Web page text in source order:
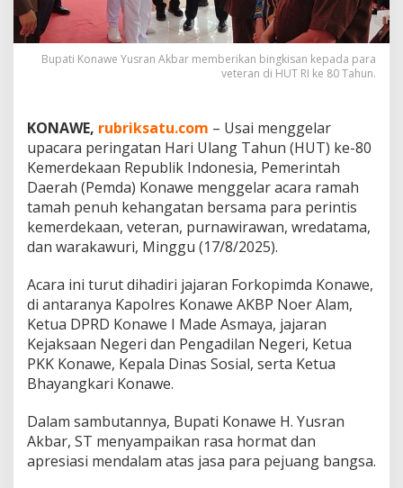
a
w
e
B
P
n
g
h
a
r
g
a
n
k
e
p
a
d
a
e
t
e
r
Bupati Konawe Yusran Akbar memberikan bingkisan kepada para
veteran di HUT RI ke 80 Tahun.
KONAWE, rubriksatu.com – Usai menggelar
upacara peringatan Hari Ulang Tahun (HUT) ke-80
Kemerdekaan Republik Indonesia, Pemerintah
Daerah (Pemda) Konawe menggelar acara ramah
tamah penuh kehangatan bersama para perintis
kemerdekaan, veteran, purnawirawan, wredatama,
dan warakawuri, Minggu (17/8/2025).
Acara ini turut dihadiri jajaran Forkopimda Konawe,
di antaranya Kapolres Konawe AKBP Noer Alam,
Ketua DPRD Konawe I Made Asmaya, jajaran
Kejaksaan Negeri dan Pengadilan Negeri, Ketua
PKK Konawe, Kepala Dinas Sosial, serta Ketua
Bhayangkari Konawe.
Dalam sambutannya, Bupati Konawe H. Yusran
Akbar, ST menyampaikan rasa hormat dan
apresiasi mendalam atas jasa para pejuang bangsa.